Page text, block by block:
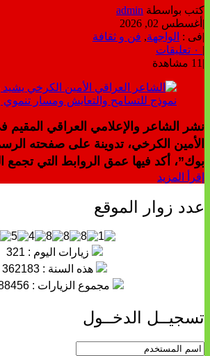
كتب بواسطة admin
| أغسطس 02, 2026
|فى : الواجهة, فن و ثقافة
|
| 11 مشاهدة
نشر الشاعر والإعلامي العراقي المقيم
الأمين الكرخي، تدوينة على صفحته
بوك”، أكد فيها عمق الروابط التي تجمع
إقرأ المزيد
عدد زوار الموقع
زيارات اليوم : 321
هذه السنة : 362183
مجموع الزيارات : 1888456
تسجيــل الدخــول